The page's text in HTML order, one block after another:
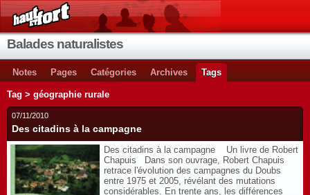
Balades naturalistes
Notes Pages Catégories Archives Tags
Tag > géographie rurale
07/11/2010
Des citadins à la campagne
Des citadins à la campagne Un livre de Robert
Chapuis Dans son ouvrage, Robert Chapuis
retrace l'évolution des campagnes du Doubs
entre 1975 et 2005, révélant des mutations
considérables. En trente ans, les différences